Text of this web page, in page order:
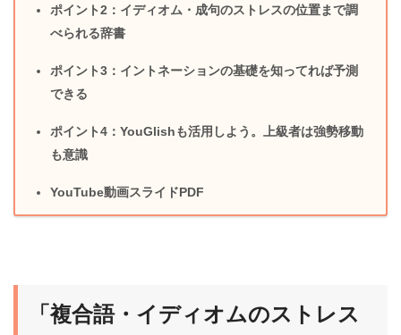
ポイント2：イディオム・成句のストレスの位置まで調
べられる辞書
ポイント3：イントネーションの基礎を知ってれば予測
できる
ポイント4：YouGlishも活用しよう。上級者は強勢移動
も意識
YouTube動画スライドPDF
「複合語・イディオムのストレス